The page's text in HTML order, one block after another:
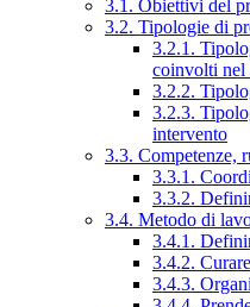
3.1. Obiettivi del
3.2. Tipologie di
3.2.1.
coinvolti nel
3.2.2.
3.2.3.
intervento
3.3. Competenze,
3.3.1.
3.3.2.
3.4. Metodo di
3.4.1.
3.4.2.
3.4.3.